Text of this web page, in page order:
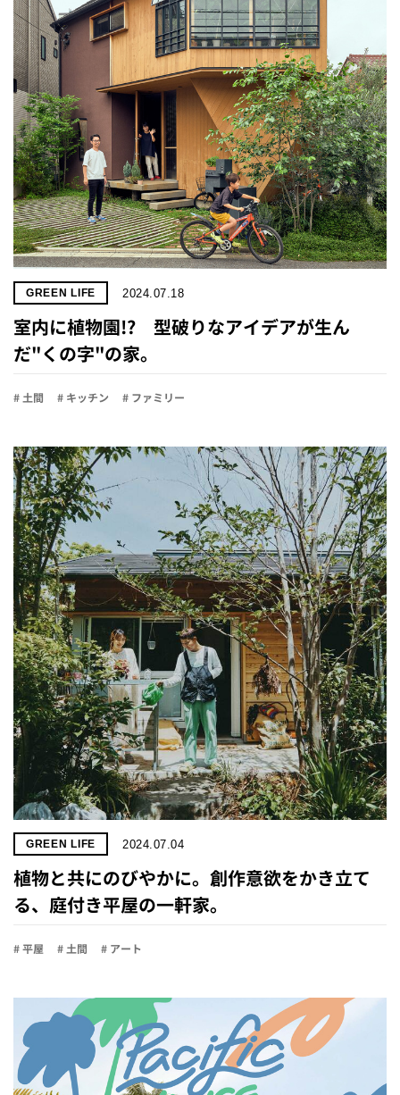
GREEN LIFE 2024.07.18
室内に植物園!? 型破りなアイデアが生ん
だ"くの字"の家。
# 土間 # キッチン # ファミリー
GREEN LIFE 2024.07.04
植物と共にのびやかに。創作意欲をかき立て
る、庭付き平屋の一軒家。
# 平屋 # 土間 # アート